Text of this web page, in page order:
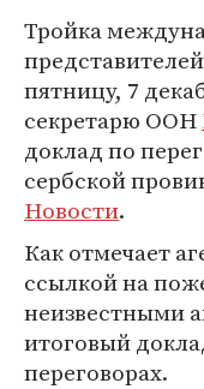
Тройка
пятницу, 7
секретарю ООН
доклад по
сербской
Новости.
Как отмечает
ссылкой на
неизвестными
итоговый
переговорах.